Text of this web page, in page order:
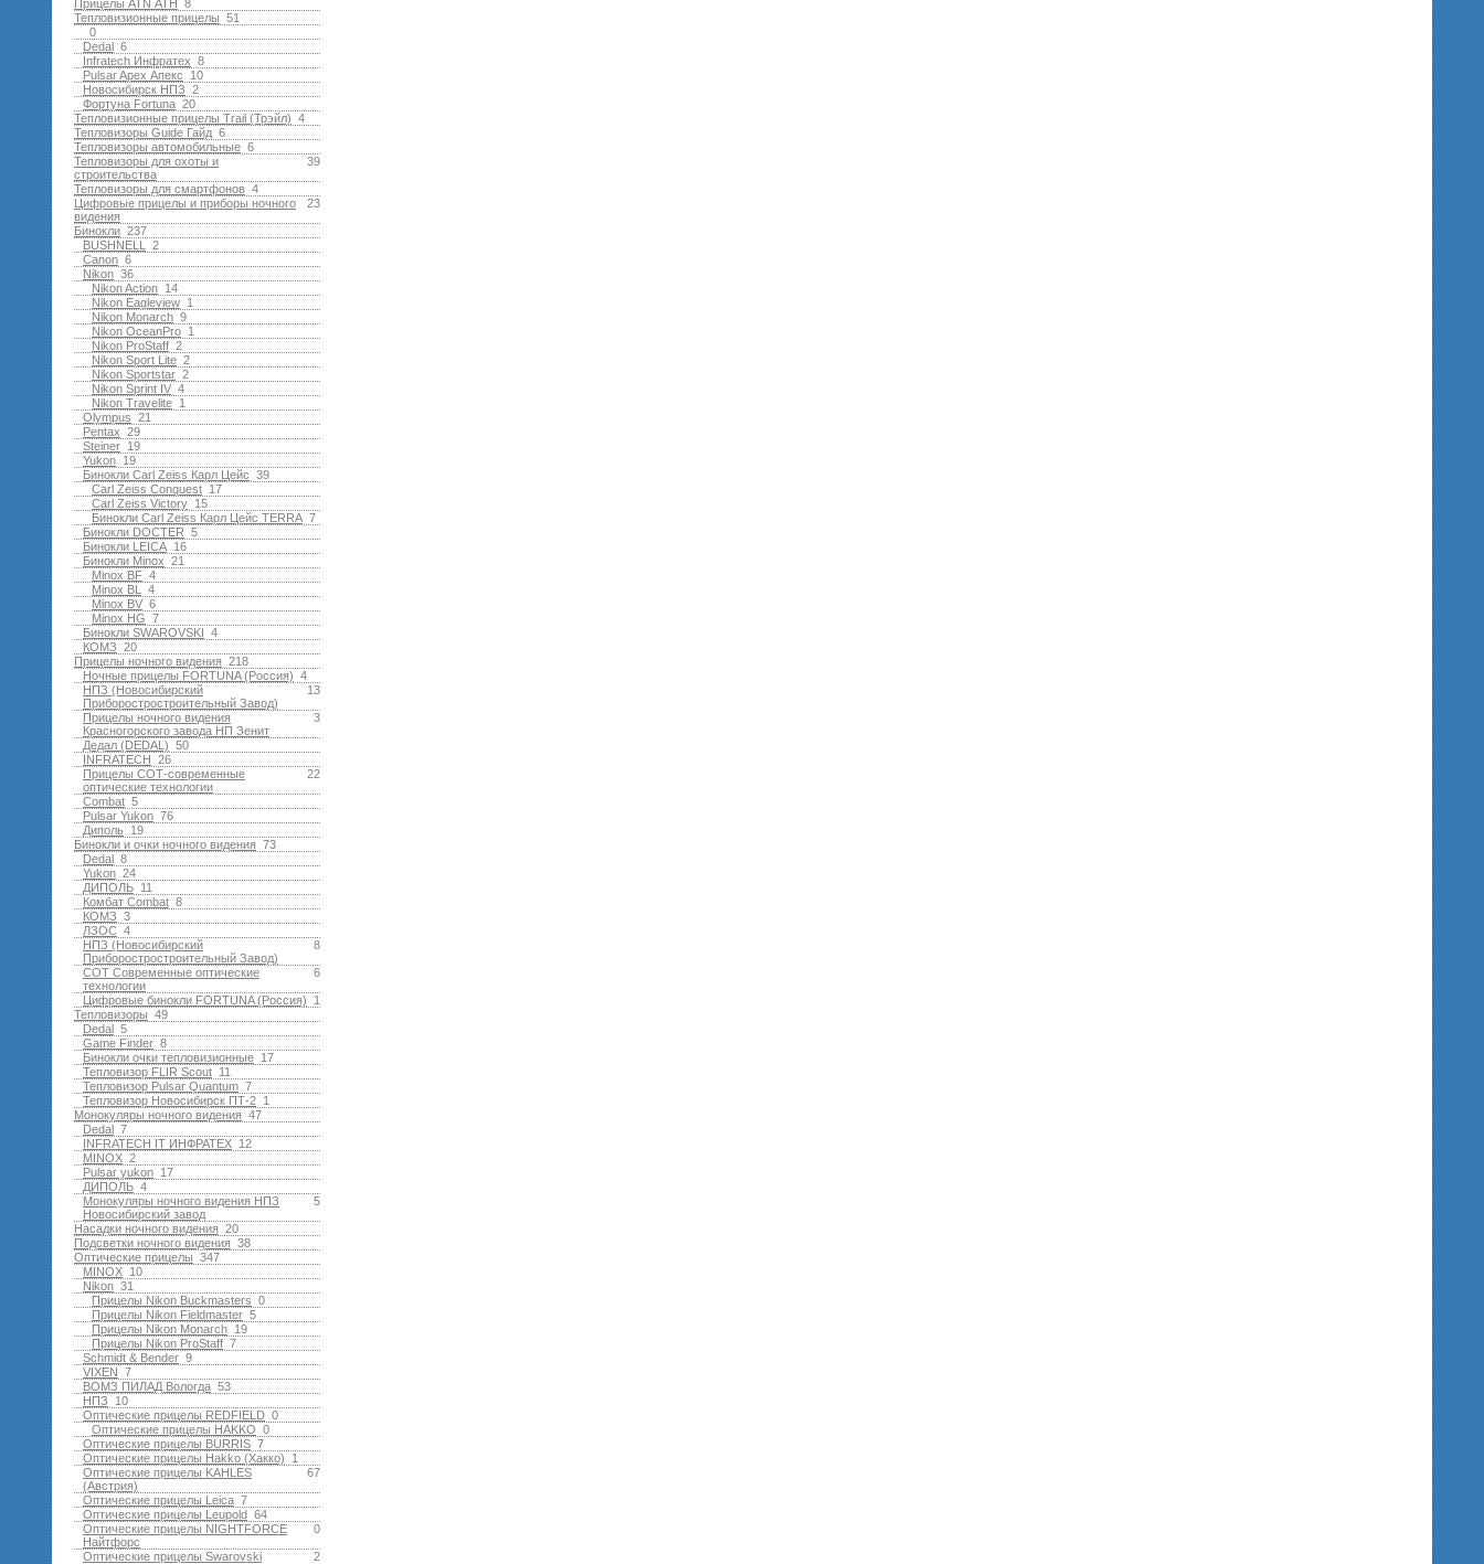
8
Прицелы ATN АТН
51
Тепловизионные прицелы
0
6
Dedal
8
Infratech Инфратех
10
Pulsar Apex Апекс
2
Новосибирск НПЗ
20
Фортуна Fortuna
4
Тепловизионные прицелы Trail (Трэйл)
6
Тепловизоры Guide Гайд
6
Тепловизоры автомобильные
39
Тепловизоры для охоты и
строительства
4
Тепловизоры для смартфонов
23
Цифровые прицелы и приборы ночного
видения
237
Бинокли
2
BUSHNELL
6
Canon
36
Nikon
14
Nikon Action
1
Nikon Eagleview
9
Nikon Monarch
1
Nikon OceanPro
2
Nikon ProStaff
2
Nikon Sport Lite
2
Nikon Sportstar
4
Nikon Sprint IV
1
Nikon Travelite
21
Olympus
29
Pentax
19
Steiner
19
Yukon
39
Бинокли Carl Zeiss Карл Цейс
17
Carl Zeiss Conquest
15
Carl Zeiss Victory
7
Бинокли Carl Zeiss Карл Цейс TERRA
5
Бинокли DOCTER
16
Бинокли LEICA
21
Бинокли Minox
4
Minox BF
4
Minox BL
6
Minox BV
7
Minox HG
4
Бинокли SWAROVSKI
20
КОМЗ
218
Прицелы ночного видения
4
Ночные прицелы FORTUNA (Россия)
13
НПЗ (Новосибирский
Приборостростроительный Завод)
3
Прицелы ночного видения
Красногорского завода НП Зенит
50
Дедал (DEDAL)
26
INFRATECH
22
Прицелы СОТ-современные
оптические технологии
5
Combat
76
Pulsar Yukon
19
Диполь
73
Бинокли и очки ночного видения
8
Dedal
24
Yukon
11
ДИПОЛЬ
8
Комбат Combat
3
КОМЗ
4
ЛЗОС
8
НПЗ (Новосибирский
Приборостростроительный Завод)
6
СОТ Современные оптические
технологии
1
Цифровые бинокли FORTUNA (Россия)
49
Тепловизоры
5
Dedal
8
Game Finder
17
Бинокли очки тепловизионные
11
Тепловизор FLIR Scout
7
Тепловизор Pulsar Quantum
1
Тепловизор Новосибирск ПТ-2
47
Монокуляры ночного видения
7
Dedal
12
INFRATECH IT ИНФРАТЕХ
2
MINOX
17
Pulsar yukon
4
ДИПОЛЬ
5
Монокуляры ночного видения НПЗ
Новосибирский завод
20
Насадки ночного видения
38
Подсветки ночного видения
347
Оптические прицелы
10
MINOX
31
Nikon
0
Прицелы Nikon Buckmasters
5
Прицелы Nikon Fieldmaster
19
Прицелы Nikon Monarch
7
Прицелы Nikon ProStaff
9
Schmidt & Bender
7
VIXEN
53
ВОМЗ ПИЛАД Вологда
10
НПЗ
0
Оптические прицелы REDFIELD
0
Оптические прицелы HAKKO
7
Оптические прицелы BURRIS
1
Оптические прицелы Hakko (Хакко)
67
Оптические прицелы KAHLES
(Австрия)
7
Оптические прицелы Leica
64
Оптические прицелы Leupold
0
Оптические прицелы NIGHTFORCE
Найтфорс
2
Оптические прицелы Swarovski